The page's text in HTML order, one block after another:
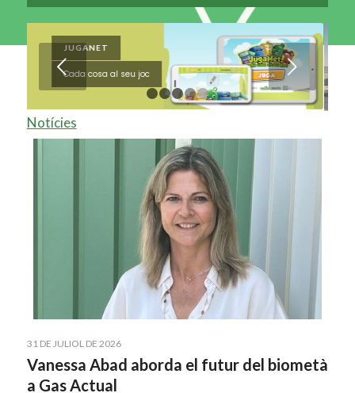
BIOENERGY VALLÈS
ORIENTAL
Maqueta virtual de les futures
instal·lacions
Següent
Notícies
31 DE JULIOL DE 2026
Vanessa Abad aborda el futur del biometà